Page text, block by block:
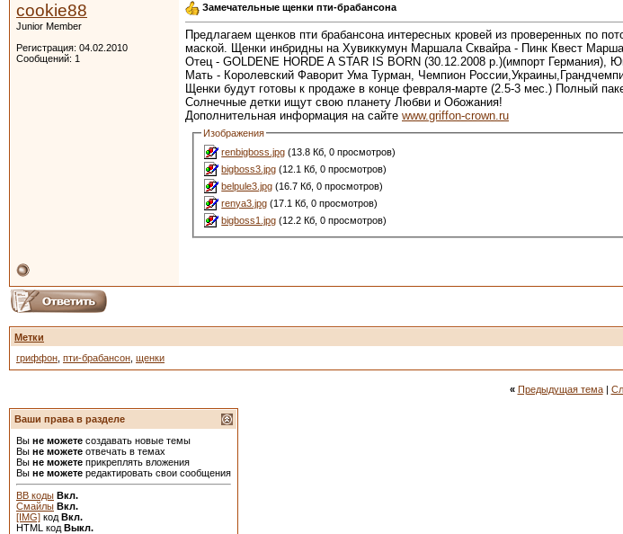
cookie88
Junior Member
Регистрация: 04.02.2010
Сообщений: 1
Замечательные щенки пти-брабансона
Предлагаем щенков пти брабансона интересных кровей из проверенных по
маской. Щенки инбридны на Хувиккумун Маршала Сквайра - Пинк Квест
Отец - GOLDENE HORDE A STAR IS BORN (30.12.2008 р.)(импорт
Мать - Королевский Фаворит Ума Турман, Чемпион
Щенки будут готовы к продаже в конце февраля-марте (2.5-3 мес.) Полный
Солнечные детки ищут свою планету Любви и Обожания!
Дополнительная информация на сайте www.griffon-crown.ru
Изображения
renbigboss.jpg (13.8 Кб, 0 просмотров)
bigboss3.jpg (12.1 Кб, 0 просмотров)
belpule3.jpg (16.7 Кб, 0 просмотров)
renya3.jpg (17.1 Кб, 0 просмотров)
bigboss1.jpg (12.2 Кб, 0 просмотров)
Метки
гриффон пти-брабансон щенки
« Предыдущая тема|
Ваши права в разделе
Вы не можете создавать новые темы
Вы не можете отвечать в темах
Вы не можете прикреплять вложения
Вы не можете редактировать свои сообщения
BB коды Вкл.
Смайлы Вкл.
[IMG] код Вкл.
HTML код Выкл.